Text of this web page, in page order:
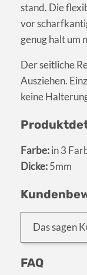
stand. Die
vor
genug halt um
Der seitliche
Ausziehen.
keine
Farbe:in 3
Dicke:5mm
Das sagen
FAQ